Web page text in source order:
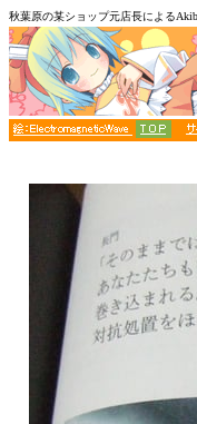
秋葉原の某ショップ元店長による